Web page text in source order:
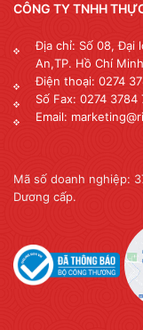
CÔNG TY TNHH
Địa chỉ: Số 08, Đại
An,TP. Hồ Chí
Điện thoại: 0274
Số Fax: 0274 3784
Email:
Mã số doanh nghiệp:
Dương cấp.